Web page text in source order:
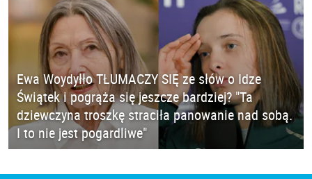
Ewa Woydyłło TŁUMACZY SIĘ ze słów o Idze
Świątek i pogrąża się jeszcze bardziej? "Ta
dziewczyna troszkę straciła panowanie nad sobą.
I to nie jest pogardliwe"